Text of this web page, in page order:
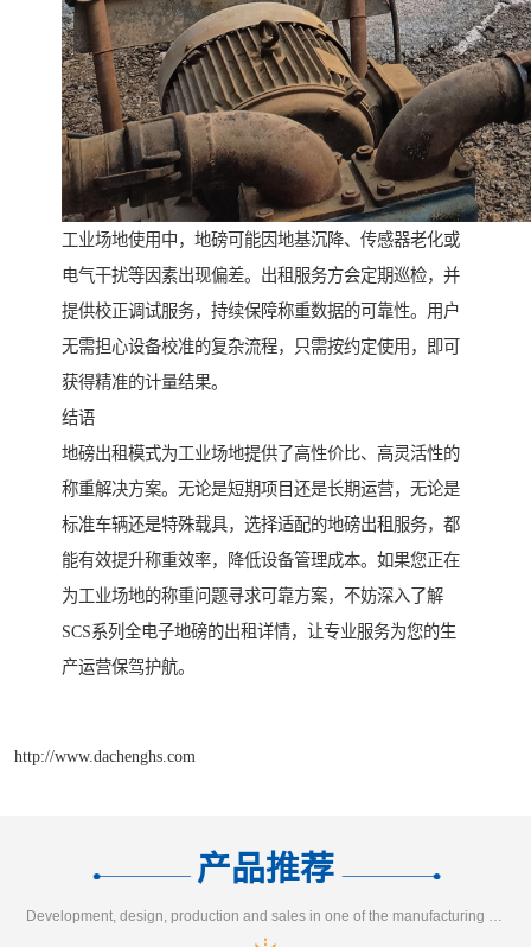
工业场地使用中，地磅可能因地基沉降、传感器老化或
电气干扰等因素出现偏差。出租服务方会定期巡检，并
提供校正调试服务，持续保障称重数据的可靠性。用户
无需担心设备校准的复杂流程，只需按约定使用，即可
获得精准的计量结果。
结语
地磅出租模式为工业场地提供了高性价比、高灵活性的
称重解决方案。无论是短期项目还是长期运营，无论是
标准车辆还是特殊载具，选择适配的地磅出租服务，都
能有效提升称重效率，降低设备管理成本。如果您正在
为工业场地的称重问题寻求可靠方案，不妨深入了解
SCS系列全电子地磅的出租详情，让专业服务为您的生
产运营保驾护航。
http://www.dachenghs.com
产品推荐